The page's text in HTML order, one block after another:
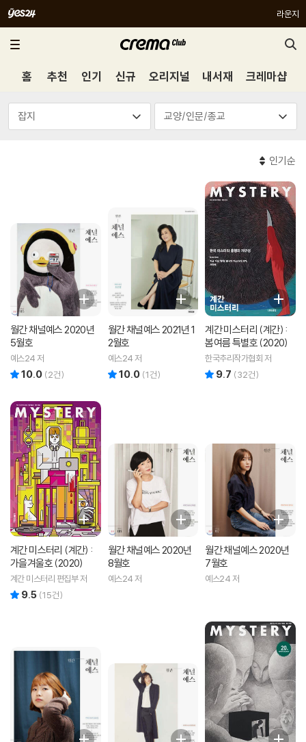
라운지
홈 추천 인기 신규 오리지널 내서재 크레마샵
인기순
월간 채널예스 2020년
5월호
예스24 저
10.0 (2건)
월간 채널예스 2021년 1
2월호
예스24 저
10.0 (1건)
계간 미스터리 (계간) :
봄여름 특별호 (2020)
한국추리작가협회 저
9.7 (32건)
계간 미스터리 (계간) :
가을겨울호 (2020)
계간 미스터리 편집부 저
9.5 (15건)
월간 채널예스 2020년
8월호
예스24 저
월간 채널예스 2020년
7월호
예스24 저